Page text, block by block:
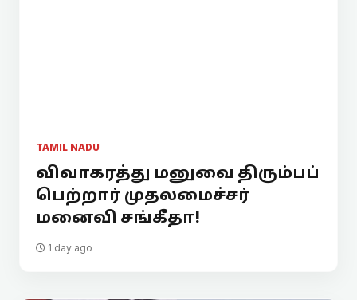
TAMIL NADU
விவாகரத்து மனுவை திரும்பப்
பெற்றார் முதலமைச்சர்
மனைவி சங்கீதா!
1 day ago